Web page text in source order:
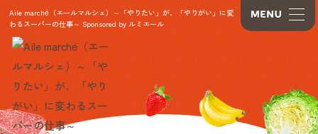
Aile marché（エールマルシェ）～「やりたい」が、「やりがい」に変
わるスーパーの仕事～ Sponsored by ルミエール